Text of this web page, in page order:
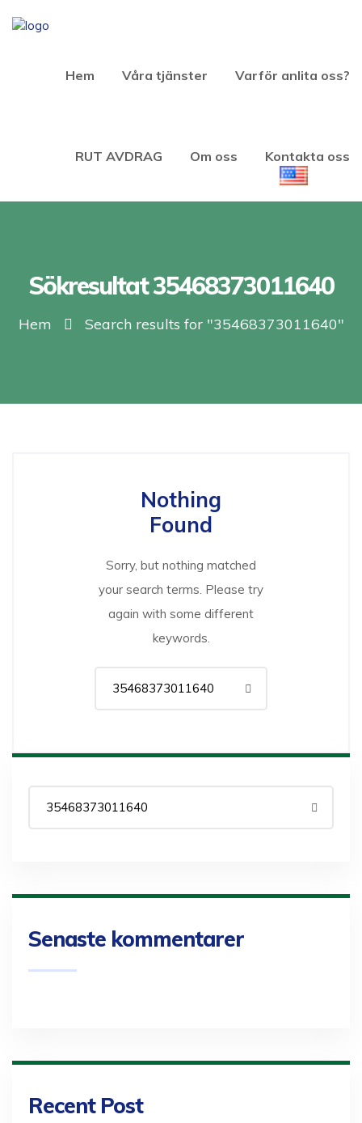
Hem Våra tjänster Varför anlita oss?
RUT AVDRAG Om oss Kontakta oss
Sökresultat 35468373011640
Hem Search results for "35468373011640"
Nothing
Found
Sorry, but nothing matched
your search terms. Please try
again with some different
keywords.
Senaste kommentarer
Recent Post